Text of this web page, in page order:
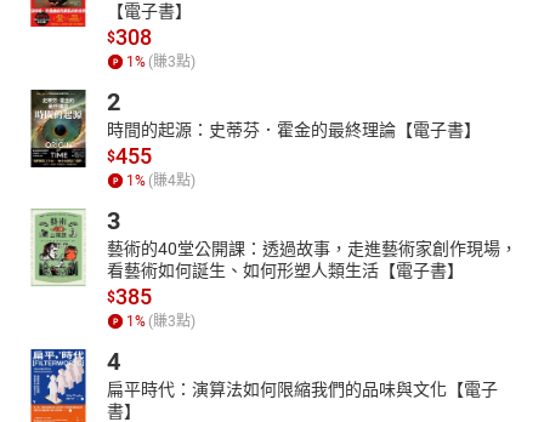
【電子書】
$308
1 % (賺3點)
2
時間的起源：史蒂芬．霍金的最終理論【電子書】
$455
1 % (賺4點)
3
藝術的40堂公開課：透過故事，走進藝術家創作現場，
看藝術如何誕生、如何形塑人類生活【電子書】
$385
1 % (賺3點)
4
扁平時代：演算法如何限縮我們的品味與文化【電子
書】